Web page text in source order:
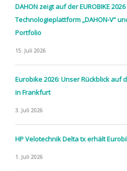
DAHON zeigt auf der EUROBIKE
Technologieplattform „DAHON-V“
Portfolio
15. Juli 2026
Eurobike 2026: Unser Rückblick auf
in Frankfurt
3. Juli 2026
HP Velotechnik Delta tx erhält
1. Juli 2026